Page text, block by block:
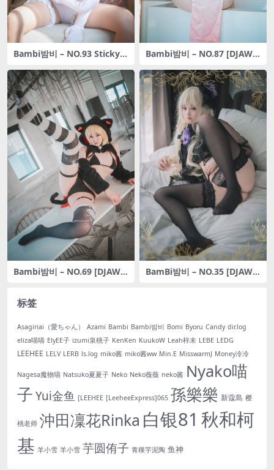
Bambi밤비 – NO.93 Sticky B
Bambi밤비 – NO.87 [DJAW
áo[87p-120M]
Bambi밤비 – NO.69 [DJAW
BamBi밤비 – NO.35 [DJAW
标签
Asagiriai（愛ちゃん） Azami Bambi Bambi밤비 Bomi Byoru Candy dir.log
eliza喵喵 ElyEE子 izumi泉桃子 KenKen KuukoW Leah梓未 LEBE LEDG
LEEHEE LELV LERB ls.log miko酱 miko酱ww Min.E MisswarmJ Money冷冷
Nagesa魔物喵 Natsuko夏夏子 Neko Neko薇薇 neko酱 Nyako喵
子Yui金鱼 [LEEHEE [LeeheeExpress]065 孫樂樂 新蔻島 樱
桃老师 沖田凜花Rinka 白银81 秋和柯
基 羊小雪 羊小雪 芋圆侑子 青稞芋泥陶 鱼神